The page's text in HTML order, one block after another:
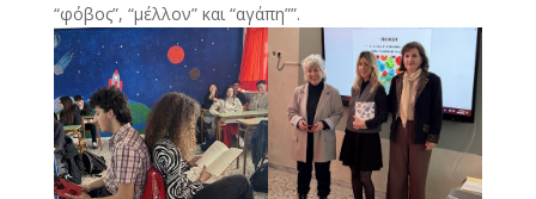
“φόβος”, “μέλλον” και “αγάπη””.